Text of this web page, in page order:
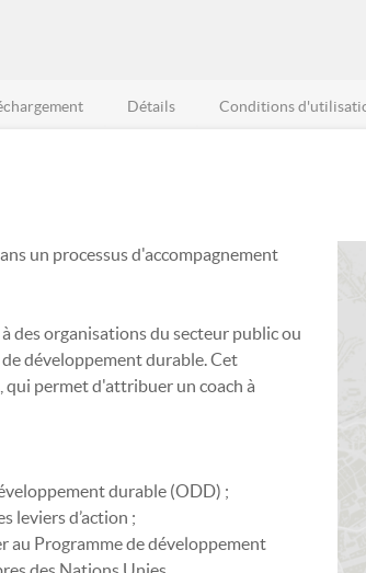
Détails Conditions
un processus d'accompagnement
des organisations du secteur public ou
développement durable. Cet
qui permet d'attribuer un coach à
durable (ODD) ;
leviers d’action ;
au Programme de développement